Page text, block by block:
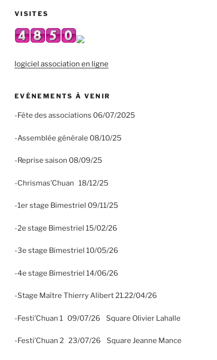
VISITES
logiciel association en ligne
EVÉNEMENTS À VENIR
-Fête des associations 06/07/2025
-Assemblée générale 08/10/25
-Reprise saison 08/09/25
-Chrismas’Chuan 18/12/25
-1er stage Bimestriel 09/11/25
-2e stage Bimestriel 15/02/26
-3e stage Bimestriel 10/05/26
-4e stage Bimestriel 14/06/26
-Stage Maître Thierry Alibert 21.22/04/26
-Festi’Chuan 1 09/07/26 Square Olivier Lahalle
-Festi’Chuan 2 23/07/26 Square Jeanne Mance